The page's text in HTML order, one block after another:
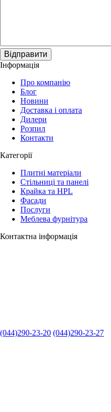
Відправити
Інформація
Про компанію
Блог
Новини
Доставка і оплата
Дилери
Розпил
Контакти
Категорії
Плитні матеріали
Стільниці та панелі
Крайка та HPL
Фасади
Послуги
Меблева фурнітура
Контактна інформація
(044)290-23-20 (044)290-23-27